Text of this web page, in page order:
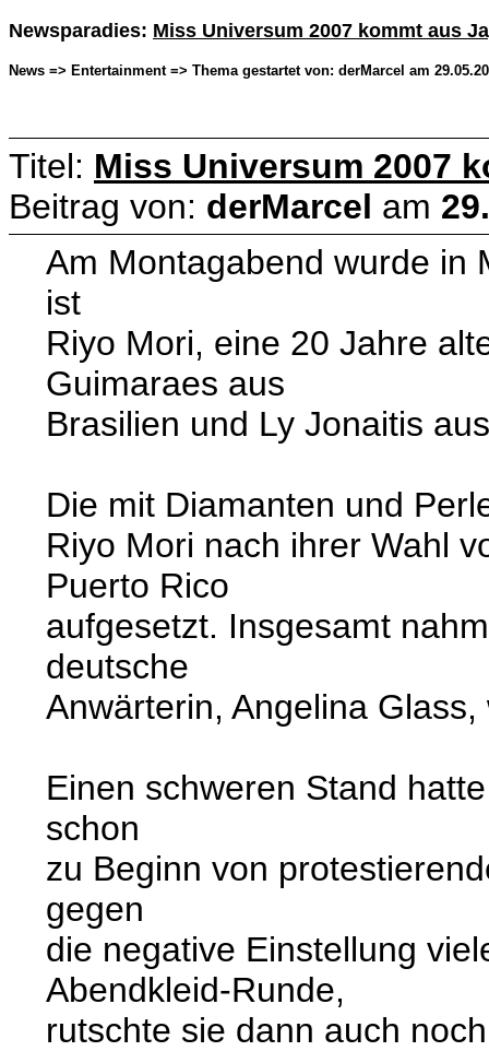
Newsparadies: Miss Universum 2007 kommt aus
News => Entertainment => Thema gestartet von: derMarcel am
Titel: Miss Universum 2007
Beitrag von: derMarcel am
Am Montagabend wurde in
ist
Riyo Mori, eine 20 Jahre
Guimaraes aus
Brasilien und Ly Jonaitis
Die mit Diamanten und
Riyo Mori nach ihrer Wahl
Puerto Rico
aufgesetzt. Insgesamt
deutsche
Anwärterin, Angelina
Einen schweren Stand
schon
zu Beginn von
gegen
die negative Einstellung
Abendkleid-Runde,
rutschte sie dann auch